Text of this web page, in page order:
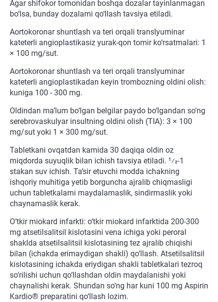
Agar shifokor tomonidan boshqa dozalar tayinlanmagan
bo‘lsa, bunday dozalarni qo‘llash tavsiya etiladi.
Aortokoronar shuntlash va teri orqali translyuminar
kateterli angioplastikasiz yurak-qon tomir ko‘rsatmalari: 1
× 100 mg/sut.
Aortokoronar shuntlash va teri orqali translyuminar
kateterli angioplastikadan keyin trombozning oldini olish:
kuniga 100 - 300 mg.
Oldindan ma’lum bo‘lgan belgilar paydo bo‘lgandan so‘ng
serebrovaskulyar insultning oldini olish (TIA): 3 × 100
mg/sut yoki 1 × 300 mg/sut.
Tabletkani ovqatdan kamida 30 daqiqa oldin oz
miqdorda suyuqlik bilan ichish tavsiya etiladi. 1⁄2-1
stakan suv ichish. Ta’sir etuvchi modda ichakning
ishqoriy muhitiga yetib borguncha ajralib chiqmasligi
uchun tabletkalarni maydalamaslik, sindirmaslik yoki
chaynamaslik kerak.
O‘tkir miokard infarkti: o‘tkir miokard infarktida 200-300
mg atsetilsalitsil kislotasini vena ichiga yoki peroral
shaklda atsetilsalitsil kislotasining tez ajralib chiqishi
bilan (ichakda erimaydigan shakli) qo‘llash. Atsetilsalitsil
kislotasining ichakda eriydigan shakli tabletkalari tezroq
so‘rilishi uchun qo‘llashdan oldin maydalanishi yoki
chaynalishi kerak. Shundan so‘ng har kuni 100 mg Aspirin
Kardio® preparatini qo‘llash lozim.